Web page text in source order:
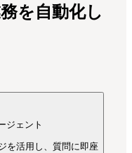
を自動化し
ジェント
を活用し、質問に即座